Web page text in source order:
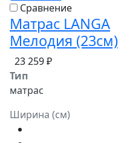
Сравнение
Матрас LANGA
Мелодия (23см)
23 259 ₽
Тип
матрас
Ширина (см)